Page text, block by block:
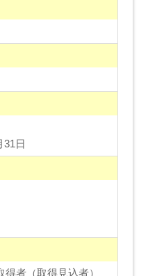
31日
者（取得見込者）